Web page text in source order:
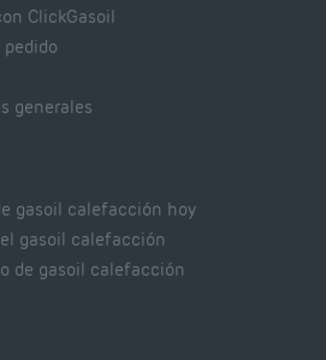
ClickGasoil
generales
gasoil calefacción hoy
gasoil calefacción
de gasoil calefacción